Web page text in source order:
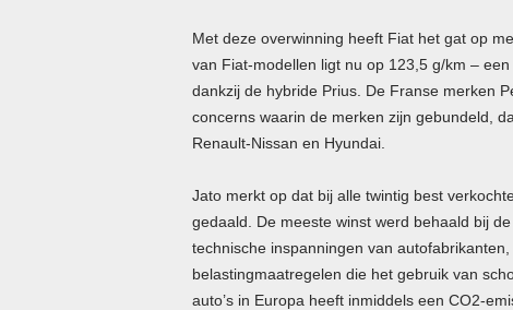
Met deze overwinning heeft Fiat het gat op
van Fiat-modellen ligt nu op 123,5 g/km –
dankzij de hybride Prius. De Franse merken
concerns waarin de merken zijn gebundeld,
Renault-Nissan en Hyundai.
Jato merkt op dat bij alle twintig best
gedaald. De meeste winst werd behaald bij
technische inspanningen van
belastingmaatregelen die het gebruik van
auto’s in Europa heeft inmiddels een CO2-